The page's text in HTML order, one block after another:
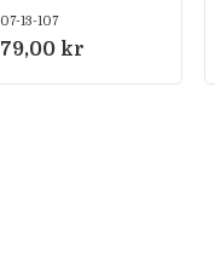
Venstregjenget
07-13-107
79,00 kr